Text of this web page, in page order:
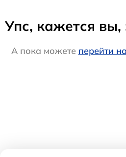
Упс, кажется вы,
А пока можете перейти